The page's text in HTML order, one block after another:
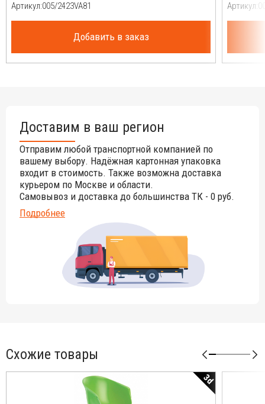
Артикул:
Добавить в заказ
Артикул:
Доставим в ваш регион
Отправим любой транспортной компанией по
вашему выбору. Надёжная картонная упаковка
входит в стоимость. Также возможна доставка
курьером по Москве и области.
Самовывоз и доставка до большинства ТК - 0 руб.
Подробнее
Схожие товары
3d